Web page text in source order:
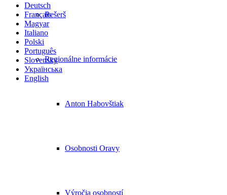
Rešerš
Regionálne informácie
Anton Habovštiak
Osobnosti Oravy
Výročia osobností
Deutsch
Français
Magyar
Italiano
Polski
Português
Slovensky
Українська
English